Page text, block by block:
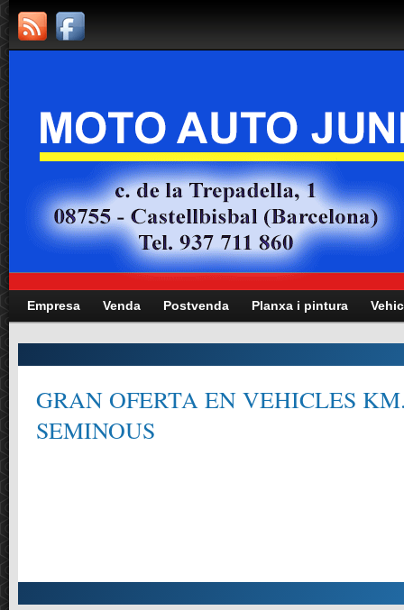
Empresa Venda Postvenda Planxa i pintura
GRAN OFERTA EN VEHICLES
SEMINOUS